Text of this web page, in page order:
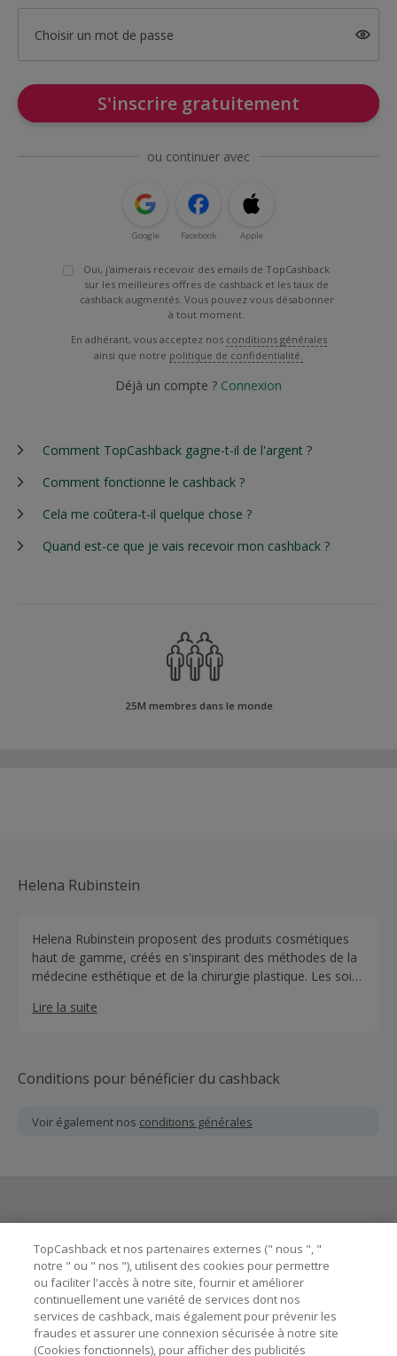
Choisir un mot de passe
S'inscrire gratuitement
ou continuer avec
Google Facebook Apple
Oui, j'aimerais recevoir des emails de TopCashback
sur les meilleures offres de cashback et les taux de
cashback augmentés. Vous pouvez vous désabonner
à tout moment.
En adhérant, vous acceptez nos conditions générales
ainsi que notre politique de confidentialité.
Déjà un compte ? Connexion
Comment TopCashback gagne-t-il de l'argent ?
Comment fonctionne le cashback ?
Cela me coûtera-t-il quelque chose ?
Quand est-ce que je vais recevoir mon cashback ?
25M membres dans le monde
Helena Rubinstein
Helena Rubinstein proposent des produits cosmétiques
haut de gamme, créés en s'inspirant des méthodes de la
médecine esthétique et de la chirurgie plastique. Les soins
sur le nouveau site officiel de la marque.Les soins visage
Lire la suite
Conditions pour bénéficier du cashback
Voir également nos conditions générales
Astuces pour économiser
A propos de
TopCashback et nos partenaires externes (" nous ", "
notre " ou " nos "), utilisent des cookies pour permettre
ou faciliter l'accès à notre site, fournir et améliorer
continuellement une variété de services dont nos
services de cashback, mais également pour prévenir les
fraudes et assurer une connexion sécurisée à notre site
(Cookies fonctionnels), pour afficher des publicités